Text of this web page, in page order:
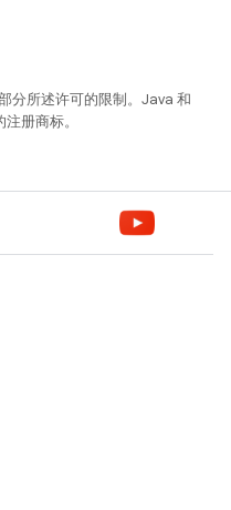
分所述许可的限制。Java 和
册商标。